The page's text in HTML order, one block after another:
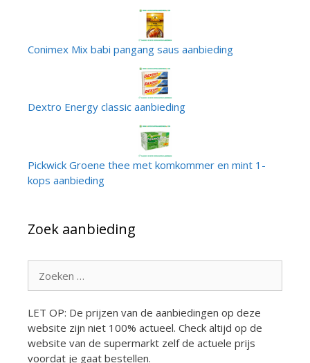
Conimex Mix babi pangang saus aanbieding
Dextro Energy classic aanbieding
Pickwick Groene thee met komkommer en mint 1-
kops aanbieding
Zoek aanbieding
naar:
LET OP: De prijzen van de aanbiedingen op deze
website zijn niet 100% actueel. Check altijd op de
website van de supermarkt zelf de actuele prijs
voordat je gaat bestellen.